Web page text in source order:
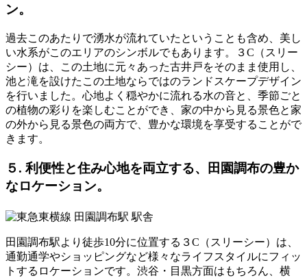
ン。
過去このあたりで湧水が流れていたということも含め、美し
い水系がこのエリアのシンボルでもあります。３C（スリー
シー）は、この土地に元々あった古井戸をそのまま使用し、
池と滝を設けたこの土地ならではのランドスケープデザイン
を行いました。心地よく穏やかに流れる水の音と、季節ごと
の植物の彩りを楽しむことができ、家の中から見る景色と家
の外から見る景色の両方で、豊かな環境を享受することがで
きます。
５. 利便性と住み心地を両立する、田園調布の豊か
なロケーション。
田園調布駅より徒歩10分に位置する３C（スリーシー）は、
通勤通学やショッピングなど様々なライフスタイルにフィッ
トするロケーションです。渋谷・目黒方面はもちろん、横